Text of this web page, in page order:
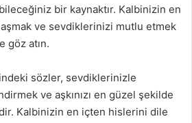
bir kaynaktır. Kalbinizin en
ve sevdiklerinizi mutlu etmek
göz atın.
sözler, sevdiklerinizle
ve aşkınızı en güzel şekilde
Kalbinizin en içten hislerini dile